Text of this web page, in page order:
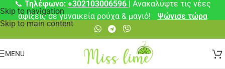
Skip to navigation
Skip to main content
📞 Τηλέφωνο: +302103006596 | Ανακαλύψτε τις νέες
αφίξεις σε γυναικεία ρούχα & μαγιό!
Ψώνισε τώρα
MENU